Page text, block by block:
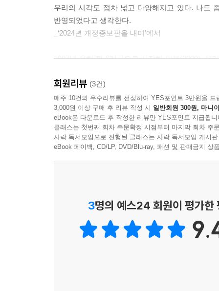
우리의 시각도 점차 넓고 다양해지고 있다. 나도
반영되었다고 생각한다.
_‘2024년 개정증보판을 내며’에서
1987년 유럽 편 6개국으로 시작해 일본(2000), 우
이원복 교수의 가이드를 통해 약 60개의 ‘먼’나
어깨를 나란히 하는 나라로 성장했다.
《먼나라 이웃나라》는 그간 여러 번의 개정
바라보고자 노력했다. “역사는 항상 새로이 쓰여
보완을 거듭해왔다. 세계사의 살아 있는 현장
일목요연하게 정리하면서 마무리할 수 있게 했다.
대한민국을 우물 안에서 세계의 중심으로
회원리뷰 (3건)
매주 10건의 우수리뷰를 선정하여 YES포인트 3만원을 드
3,000원 이상 구매 후 리뷰 작성 시 일반회원 300원, 마니
eBook은 다운로드 후 작성한 리뷰만 YES포인트 지급됩니
클래스는 첫번째 회차 주문확정 시점부터 마지막 회차 주
사락 독서모임으로 진행된 클래스는 사락 독서모임 게시
eBook 페이백, CD/LP, DVD/Blu-ray, 패션 및 판매금지 상
3명의 예스24 회원이 평가한